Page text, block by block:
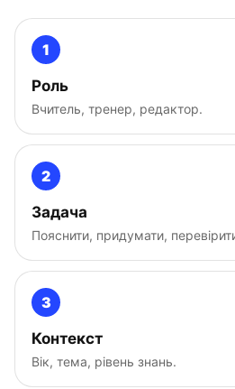
1
Роль
Вчитель, тренер, редактор.
2
Задача
Пояснити, придумати,
3
Контекст
Вік, тема, рівень знань.